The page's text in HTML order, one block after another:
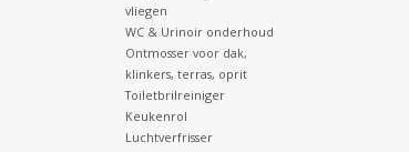
vliegen
WC & Urinoir onderhoud
Ontmosser voor dak,
klinkers, terras, oprit
Toiletbrilreiniger
Keukenrol
Luchtverfrisser